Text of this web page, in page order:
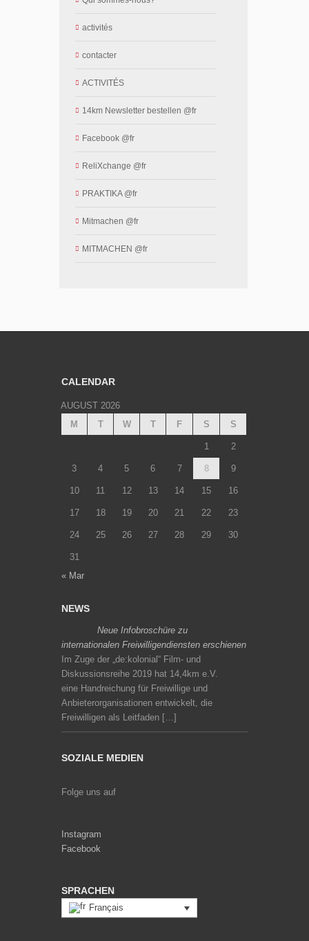
activités
contacter
ACTIVITÉS
14km Newsletter bestellen @fr
Facebook @fr
ReliXchange @fr
PRAKTIKA @fr
Mitmachen @fr
MITMACHEN @fr
CALENDAR
AUGUST 2026
M
T W T F S S
1 2
3 4 5 6 7 8 9
10 11 12 13 14 15 16
17 18 19 20 21 22 23
24 25 26 27 28 29 30
31
« Mar
NEWS
Neue Infobroschüre zu
internationalen Freiwilligendiensten erschienen
Im Zuge der „de:kolonial“ Film- und
Diskussionsreihe 2019 hat 14,4km e.V.
eine Handreichung für Freiwillige und
Anbieterorganisationen entwickelt, die
Freiwilligen als Leitfaden […]
SOZIALE MEDIEN
Folge uns auf
Instagram
Facebook
SPRACHEN
Français